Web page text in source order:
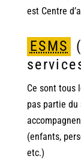
est Centre
ESMS
Ce sont tous
pas partie
(enfants,
etc.)